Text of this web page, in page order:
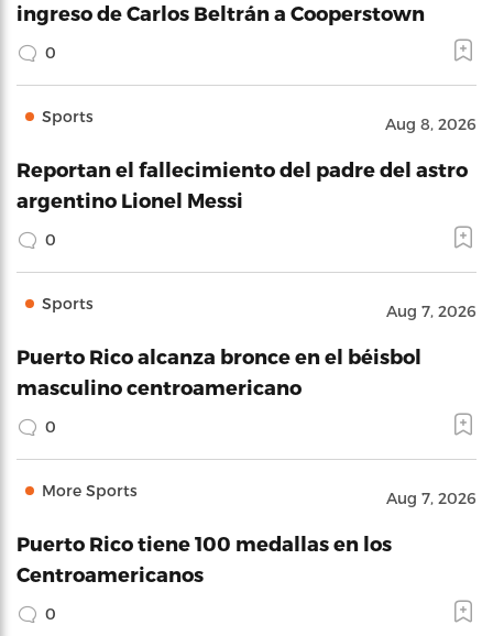
ingreso de Carlos Beltrán a Cooperstown
0
Sports Aug 8, 2026
Reportan el fallecimiento del padre del astro
argentino Lionel Messi
0
Sports Aug 7, 2026
Puerto Rico alcanza bronce en el béisbol
masculino centroamericano
0
More Sports Aug 7, 2026
Puerto Rico tiene 100 medallas en los
Centroamericanos
0